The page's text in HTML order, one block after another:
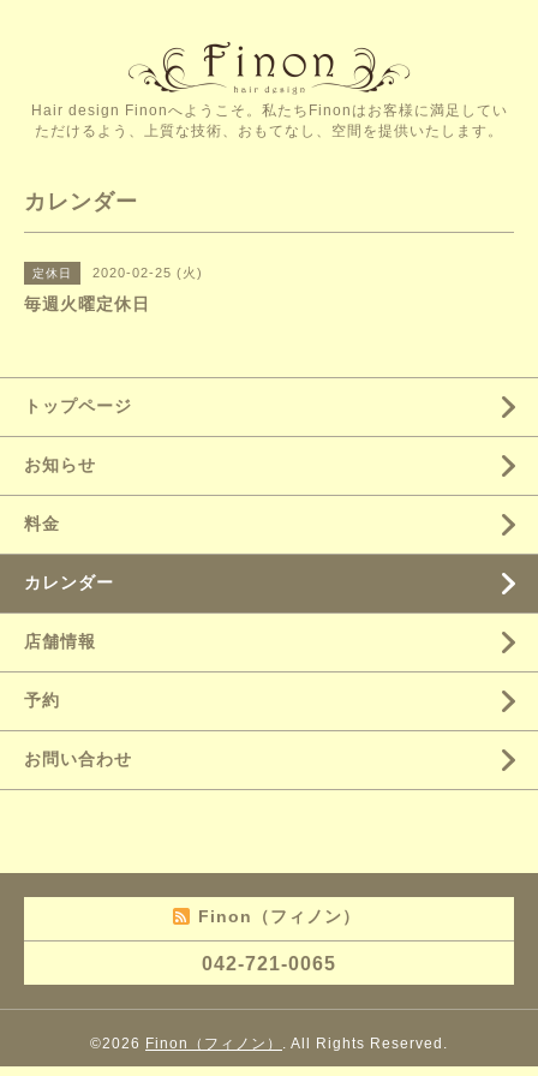
Hair design Finonへようこそ。私たちFinonはお客様に満足してい
ただけるよう、上質な技術、おもてなし、空間を提供いたします。
カレンダー
定休日 2020-02-25 (火)
毎週火曜定休日
トップページ
お知らせ
料金
カレンダー
店舗情報
予約
お問い合わせ
Finon（フィノン）
042-721-0065
©2026 Finon（フィノン） . All Rights Reserved.